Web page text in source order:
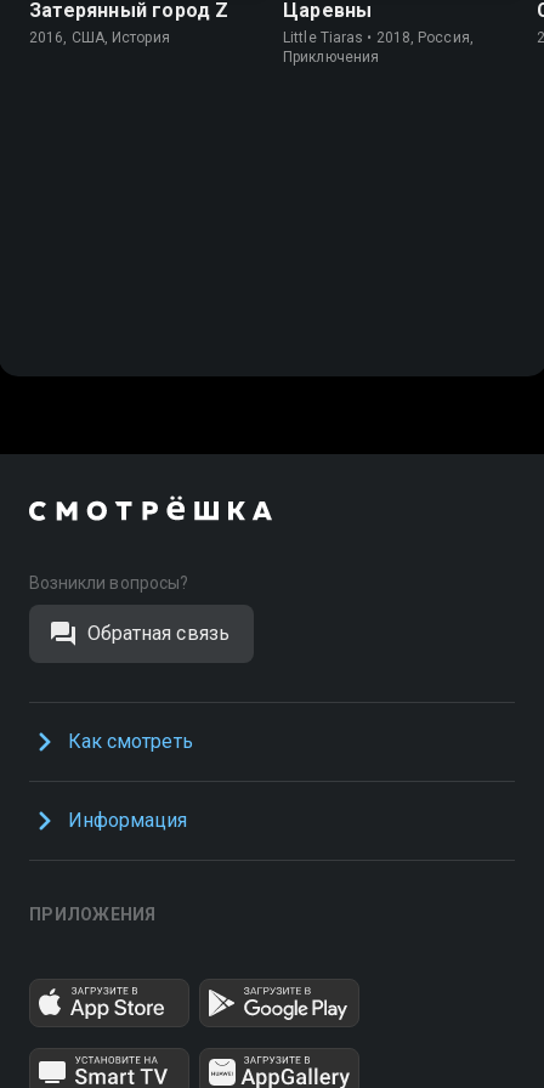
Затерянный город Z
2016, США, История
Царевны
Little Tiaras • 2018, Россия,
Приключения
Возникли вопросы?
Обратная связь
Как смотреть
Информация
ПРИЛОЖЕНИЯ